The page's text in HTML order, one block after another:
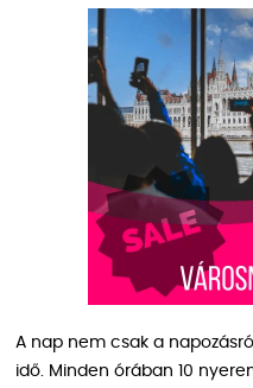
A nap nem csak a
idő. Minden órában 10